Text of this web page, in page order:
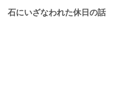
石にいざなわれた休日の話